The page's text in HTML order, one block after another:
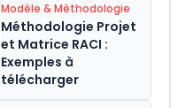
Modèle & Méthodologie
Méthodologie Projet
et Matrice RACI :
Exemples à
télécharger